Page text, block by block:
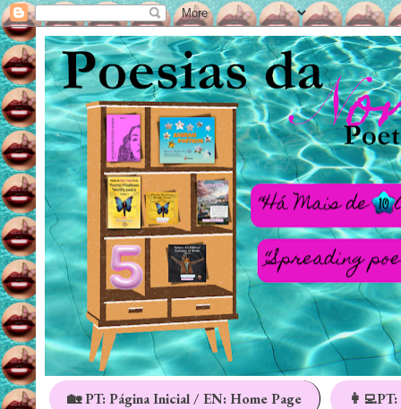
🏡 PT: Página Inicial / EN: Home Page